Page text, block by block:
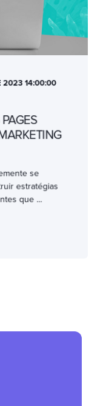
2023 14:00:00
se
estratégias
que ...